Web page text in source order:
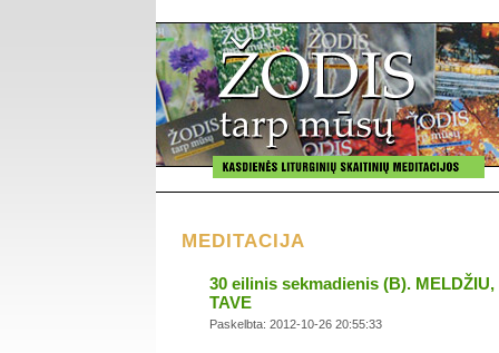
MEDITACIJA
30 eilinis sekmadienis (B).
TAVE
Paskelbta: 2012-10-26 20:55:33